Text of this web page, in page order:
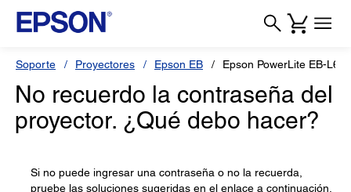
Soporte Proyectores Epson EB Epson PowerLite EB-
No recuerdo la contraseña del
proyector. ¿Qué debo hacer?
Si no puede ingresar una contraseña o no la recuerda,
pruebe las soluciones sugeridas en el enlace a continuación.